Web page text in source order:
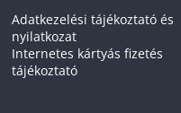
Adatkezelési tájékoztató és
nyilatkozat
Internetes kártyás fizetés
tájékoztató